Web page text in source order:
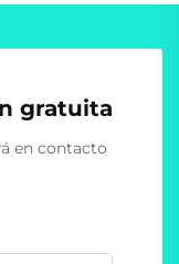
gratuita
en contacto